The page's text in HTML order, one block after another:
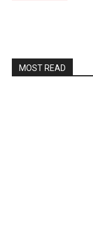
MOST READ